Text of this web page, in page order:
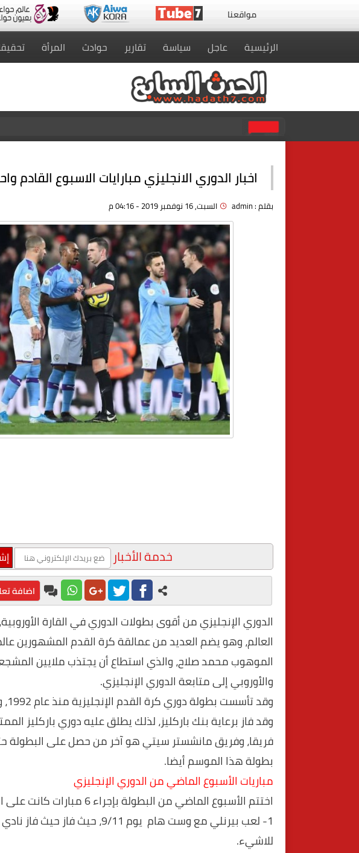
مواقعنا
الرئيسية عاجل سياسة تقارير حوادث المرأة
اخبار الدوري الانجليزي مبارايات الاسبوع القادم
بقلم :admin السبت, 16 نوفمبر 2019 - 04:16 م
خدمة الأخبار
اضافة
الدوري الإنجليزي من أقوى بطولات الدوري في القارة
العالم، وهو يضم العديد من عمالقة كرة القدم المشهورين
الموهوب محمد صلاح، والذي استطاع أن يجتذب ملايين
والأوروبي إلى متابعة الدوري الإنجليزي.
فريقا، وفريق مانشستر سيتي هو آخر من حصل على البطولة
بطولة هذا الموسم أيضا.
مباريات الأسبوع الماضي من الدوري الإنجليزي
اختتم الأسبوع الماضي من البطولة بإجراء 6 مبارات كانت على النحو التالي:
1- لعب بيرنلي مع وست هام يوم 9/11، حيث
للاشيء.